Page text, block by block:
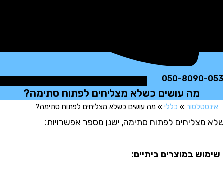
050-
מה עושים כשלא מצליחים לפתוח סתימה?
»כללי»מה עושים כשלא מצליחים לפתוח סתימה?
לפתוח סתימה, ישנן מספר אפשרויות: